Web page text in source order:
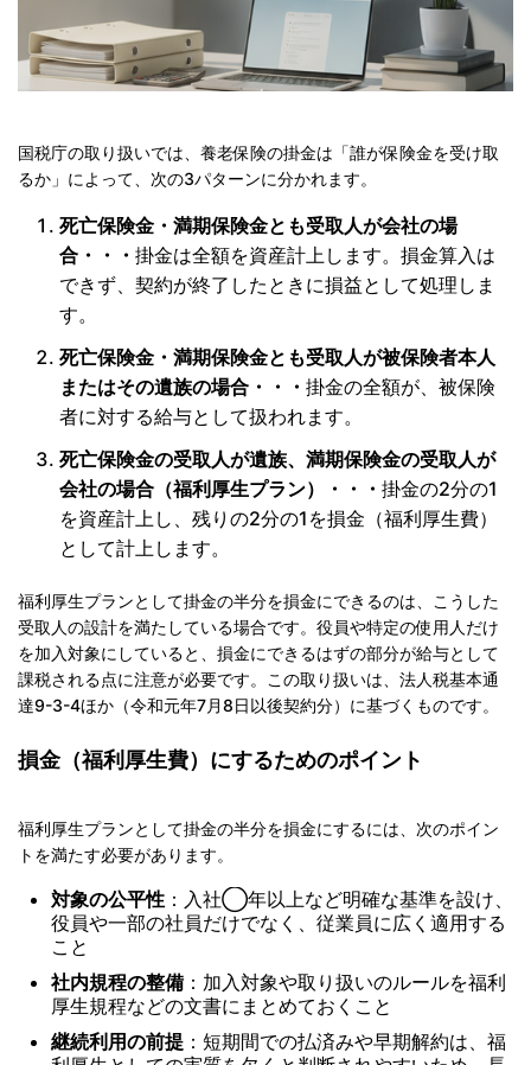
国税庁の取り扱いでは、養老保険の掛金は「誰が保険金を受け取
るか」によって、次の3パターンに分かれます。
死亡保険金・満期保険金とも受取人が会社の場
合・・・ 掛金は全額を資産計上します。損金算入は
できず、契約が終了したときに損益として処理しま
す。
死亡保険金・満期保険金とも受取人が被保険者本人
またはその遺族の場合・・・ 掛金の全額が、被保険
者に対する給与として扱われます。
死亡保険金の受取人が遺族、満期保険金の受取人が
会社の場合（福利厚生プラン）・・・ 掛金の2分の1
を資産計上し、残りの2分の1を損金（福利厚生費）
として計上します。
福利厚生プランとして掛金の半分を損金にできるのは、こうした
受取人の設計を満たしている場合です。役員や特定の使用人だけ
を加入対象にしていると、損金にできるはずの部分が給与として
課税される点に注意が必要です。この取り扱いは、法人税基本通
達9-3-4ほか（令和元年7月8日以後契約分）に基づくものです。
損金（福利厚生費）にするためのポイント
福利厚生プランとして掛金の半分を損金にするには、次のポイン
トを満たす必要があります。
対象の公平性 ：入社◯年以上など明確な基準を設け、
役員や一部の社員だけでなく、従業員に広く適用する
こと
社内規程の整備 ：加入対象や取り扱いのルールを福利
厚生規程などの文書にまとめておくこと
継続利用の前提 ：短期間での払済みや早期解約は、福